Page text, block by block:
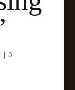
| 0